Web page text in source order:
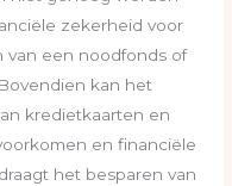
zekerheid voor
van een noodfonds of
kan het
kredietkaarten en
en financiële
het besparen van